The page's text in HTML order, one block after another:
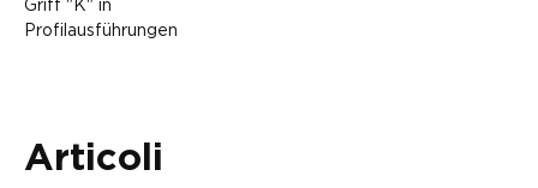
Griff "K" in
Profilausführungen
Articoli